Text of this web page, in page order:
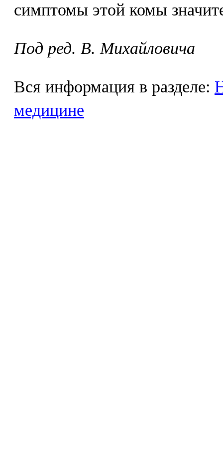
симптомы этой комы
Под ред. В. Михайловича
Вся информация в разделе:
медицине